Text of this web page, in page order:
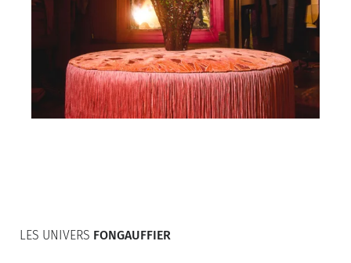
LES UNIVERS FONGAUFFIER